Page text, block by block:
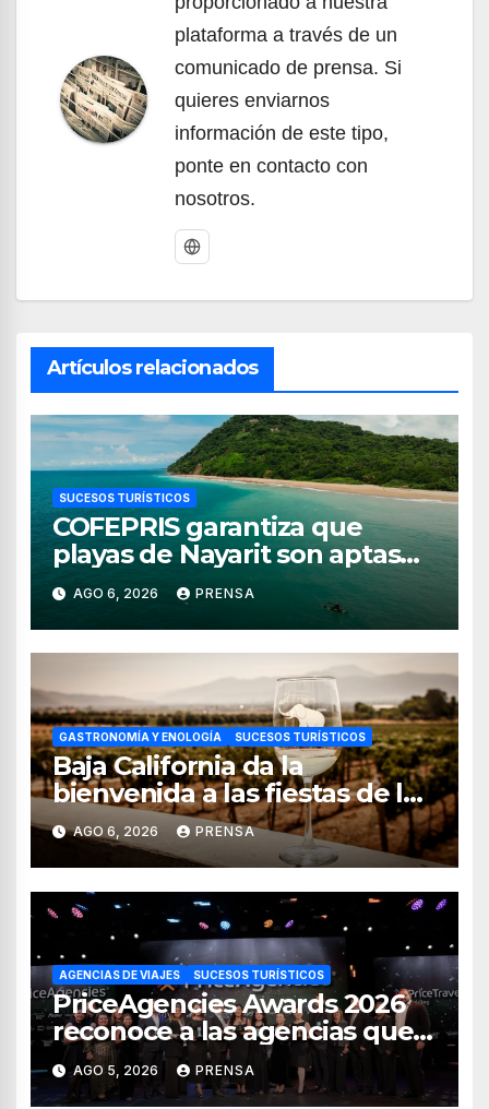
plataforma a través de un
comunicado de prensa. Si
quieres enviarnos
información de este tipo,
ponte en contacto con
nosotros.
Artículos relacionados
SUCESOS TURÍSTICOS
COFEPRIS garantiza que
playas de Nayarit son aptas
para uso recreativo
AGO 6, 2026 PRENSA
GASTRONOMÍA Y ENOLOGÍA SUCESOS TURÍSTICOS
Baja California da la
bienvenida a las fiestas de la
vendimia 2026
AGO 6, 2026 PRENSA
AGENCIAS DE VIAJES SUCESOS TURÍSTICOS
PriceAgencies Awards 2026
reconoce a las agencias que
impulsan el crecimiento del
turismo en México
AGO 5, 2026 PRENSA